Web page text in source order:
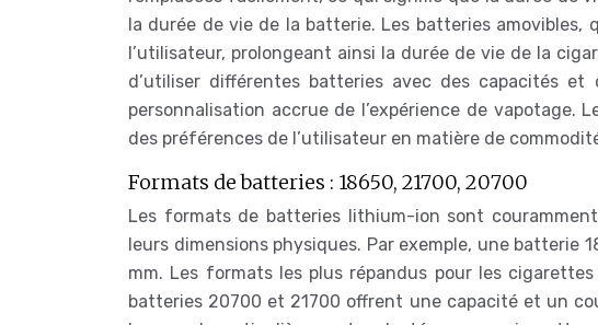
la durée de vie de la batterie. Les batteries
l’utilisateur, prolongeant ainsi la durée de vie de la
d’utiliser différentes batteries avec des capacités
personnalisation accrue de l’expérience de
des préférences de l’utilisateur en matière de
Formats de batteries : 18650, 21700, 20700
Les formats de batteries lithium-ion sont
leurs dimensions physiques. Par exemple, une batterie
mm. Les formats les plus répandus pour les
batteries 20700 et 21700 offrent une capacité et un